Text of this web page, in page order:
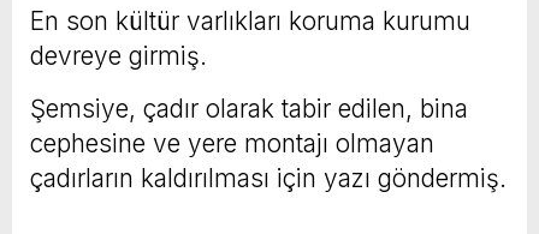
En son kültür varlıkları koruma kurumu
devreye girmiş.
Şemsiye, çadır olarak tabir edilen, bina
cephesine ve yere montajı olmayan
çadırların kaldırılması için yazı göndermiş.